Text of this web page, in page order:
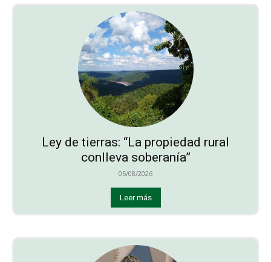
Ley de tierras: “La propiedad rural
conlleva soberanía”
05/08/2026
Leer más